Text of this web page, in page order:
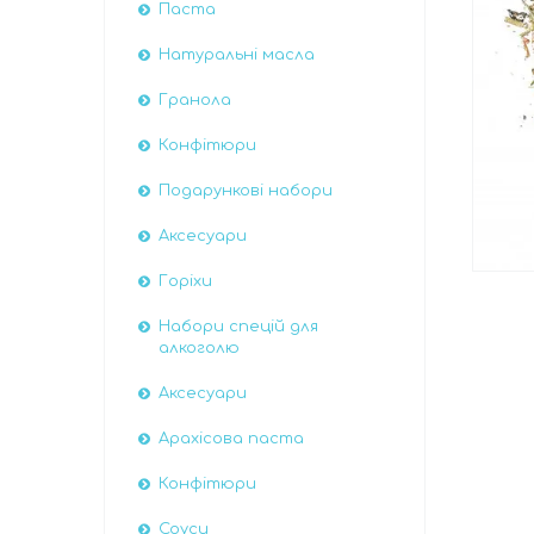
Паста
Натуральні масла
Гранола
Конфітюри
Подарункові набори
Аксесуари
Горіхи
Набори спецій для
алкоголю
Аксесуари
Арахісова паста
Конфітюри
Соуси